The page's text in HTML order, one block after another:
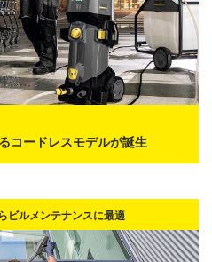
コードレスモデルが誕生
ビルメンテナンスに最適